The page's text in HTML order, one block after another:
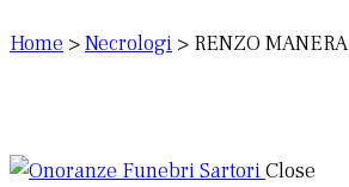
Home >Necrologi > RENZO MANERA
Close